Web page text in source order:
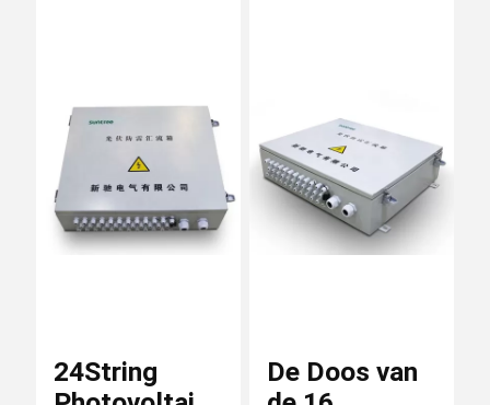
24String
De Doos van